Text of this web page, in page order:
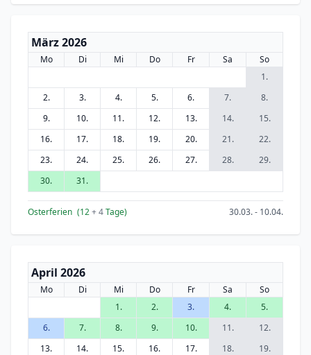
März 2026
Mo Di Mi Do Fr Sa
So
1.
2.
3. 4. 5. 6. 7.
8.
9.
10. 11. 12. 13. 14.
15.
16.
17. 18. 19. 20. 21.
22.
23.
24. 25. 26. 27. 28.
29.
30.
31.
Osterferien (12+ 4Tage) 30.03. - 10.04.
April 2026
Mo Di Mi Do Fr Sa
So
1.
2. 3. 4.
5.
6.
7. 8. 9. 10. 11.
12.
13.
14. 15. 16. 17. 18.
19.